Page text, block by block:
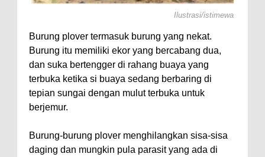
Ilustrasi/istimewa
Burung plover termasuk burung yang nekat.
Burung itu memiliki ekor yang bercabang dua,
dan suka bertengger di rahang buaya yang
terbuka ketika si buaya sedang berbaring di
tepian sungai dengan mulut terbuka untuk
berjemur.
Burung-burung plover menghilangkan sisa-sisa
daging dan mungkin pula parasit yang ada di